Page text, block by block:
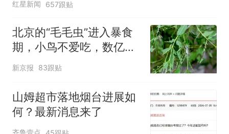
红星新闻 657跟贴
北京的“毛毛虫”进入暴食
期，小鸟不爱吃，数亿头
小蜂迎战
新京报 83跟贴
山姆超市落地烟台进展如
何？最新消息来了